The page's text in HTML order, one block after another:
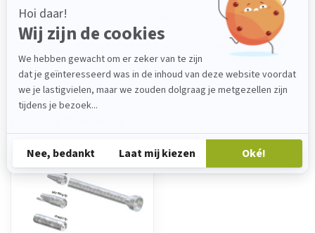
Heeft u vragen over dit product?
Neem gerust contact op met onze
verkoop@lijmenwinkel.nl
of+31 (0)85 4011571 . Wij helpen u graag!